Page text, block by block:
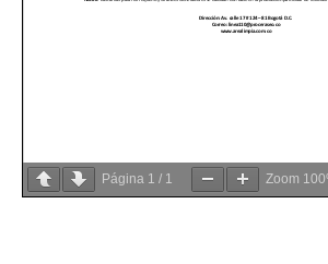
Página 1 / 1 Zoom